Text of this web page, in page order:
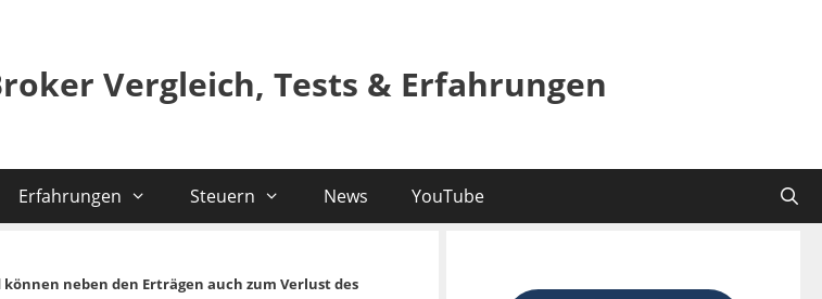
Vergleich, Tests & Erfahrungen
Erfahrungen Steuern News YouTube
neben den Erträgen auch zum Verlust des